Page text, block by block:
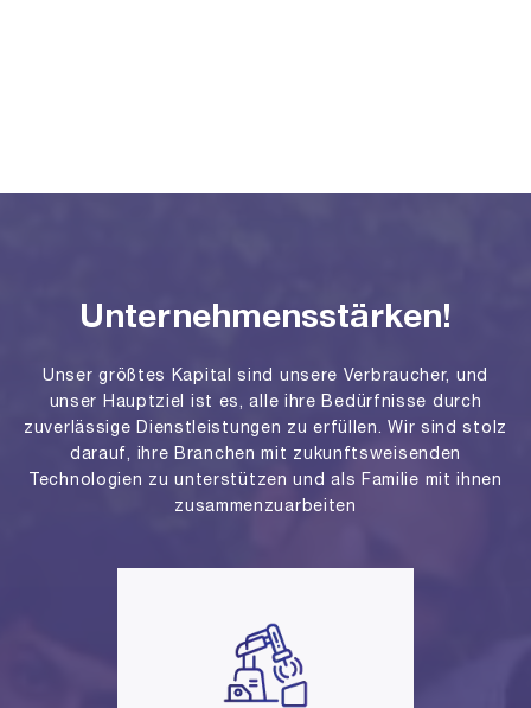
Unternehmensstärken!
Unser größtes Kapital sind unsere Verbraucher, und
unser Hauptziel ist es, alle ihre Bedürfnisse durch
zuverlässige Dienstleistungen zu erfüllen. Wir sind stolz
darauf, ihre Branchen mit zukunftsweisenden
Technologien zu unterstützen und als Familie mit ihnen
zusammenzuarbeiten